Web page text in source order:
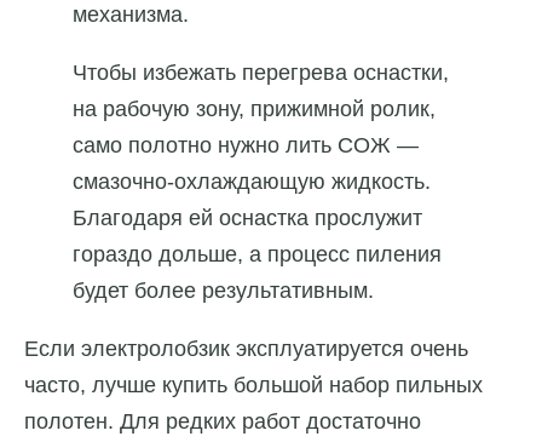
механизма.
Чтобы избежать перегрева оснастки,
на рабочую зону, прижимной ролик,
само полотно нужно лить СОЖ —
смазочно-охлаждающую жидкость.
Благодаря ей оснастка прослужит
гораздо дольше, а процесс пиления
будет более результативным.
Если электролобзик эксплуатируется очень
часто, лучше купить большой набор пильных
полотен. Для редких работ достаточно